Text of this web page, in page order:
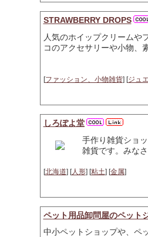
STRAWBERRY DROPS
人気のホイップクリームや
コのアクセサリーや小物、
[ファッション、小物雑貨] [ジュ
しろぽよ堂
手作り雑貨ショ
雑貨です。みな
[北海道] [人形] [粘土] [金属]
ペット用品卸問屋のペット
中小ペットショップや、ペ